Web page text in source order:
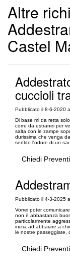
Altre
Castel
cuccioli
Pubblicato il 8-6-2020
Di base mi da retta
corre da estranei per
salta con le zampe
durissima che venga
sentito l'odore di un
Chiedi
Pubblicato il 4-3-2025
Vorrei poter
non è abbastanza
particolarmente
inizia ad abbaiare a
le nostre passeggiate,
Chiedi